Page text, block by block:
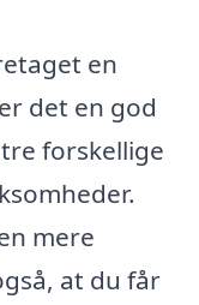
en
det en god
forskellige
mere
at du får